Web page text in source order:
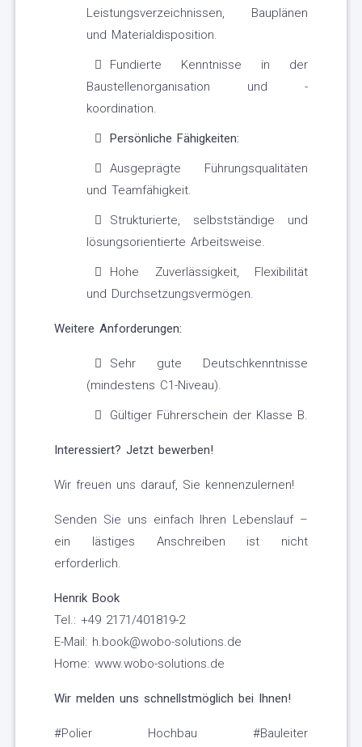
Leistungsverzeichnissen, Bauplänen
und Materialdisposition.
Fundierte Kenntnisse in der
Baustellenorganisation und -
koordination.
Persönliche Fähigkeiten:
Ausgeprägte Führungsqualitäten
und Teamfähigkeit.
Strukturierte, selbstständige und
lösungsorientierte Arbeitsweise.
Hohe Zuverlässigkeit, Flexibilität
und Durchsetzungsvermögen.
Weitere Anforderungen:
Sehr gute Deutschkenntnisse
(mindestens C1-Niveau).
Gültiger Führerschein der Klasse B.
Interessiert? Jetzt bewerben!
Wir freuen uns darauf, Sie kennenzulernen!
Senden Sie uns einfach Ihren Lebenslauf –
ein lästiges Anschreiben ist nicht
erforderlich.
Henrik Book
Tel.: +49 2171/401819-2
E-Mail: h.book@wobo-solutions.de
Home: www.wobo-solutions.de
Wir melden uns schnellstmöglich bei Ihnen!
#Polier Hochbau #Bauleiter